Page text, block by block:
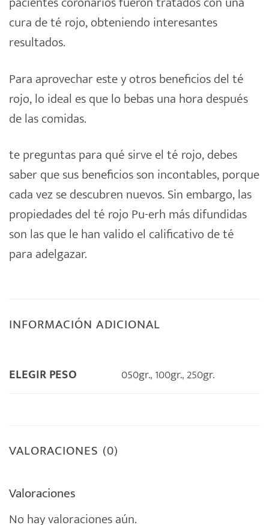
cura de té rojo, obteniendo interesantes
resultados.
Para aprovechar este y otros beneficios del té
rojo, lo ideal es que lo bebas una hora después
de las comidas.
te preguntas para qué sirve el té rojo, debes
saber que sus beneficios son incontables, porque
cada vez se descubren nuevos. Sin embargo, las
propiedades del té rojo Pu-erh más difundidas
son las que le han valido el calificativo de té
para adelgazar.
INFORMACIÓN ADICIONAL
ELEGIR PESO 050gr.,100gr.,250gr.
VALORACIONES (0)
Valoraciones
No hay valoraciones aún.